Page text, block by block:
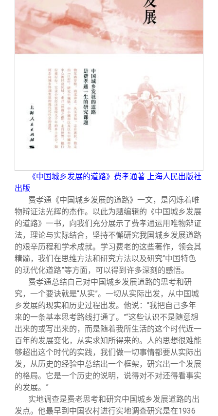
信息化服务
实用信息
总会简介
总会章程
理事会名单
关闭
《中国城乡发展的道路》费孝通著 上海人民出版社
出版
费孝通《中国城乡发展的道路》一文，是闪烁着唯
物辩证法光辉的杰作。以此为题编辑的《中国城乡发展
的道路》一书，向我们充分展示了费孝通运用唯物辩证
法，理论与实际结合，坚持不懈研究我国城乡发展道路
的艰辛历程和学术成就。学习费老的这些著作，领会其
精髓，我们在思维方法和研究方法以及研究“中国特色
的现代化道路”等方面，可以得到许多深刻的感悟。
费孝通总结自己对中国城乡发展道路的思考和研
究，一个要诀就是“从实”。一切从实际出发，从中国城
乡发展的现实和历史过程出发。他说：“我把自己多年
来的一条基本思考路线打通了。”“这些认识不是随意想
出来的或写出来的，而是随着我所生活的这个时代近一
百年的发展变化，从实求知所得来的。人的思想很难能
够超出这个时代的实践，我们做一切事情都要从实际出
发，从历史的经验中总结出一个框架，研究出一个发展
的格局。它是一个历史的说明，说得对不对还得看事实
的发展。”
实地调查是费老思考和研究中国城乡发展道路的出
发点。他最早到中国农村进行实地调查研究是在1936